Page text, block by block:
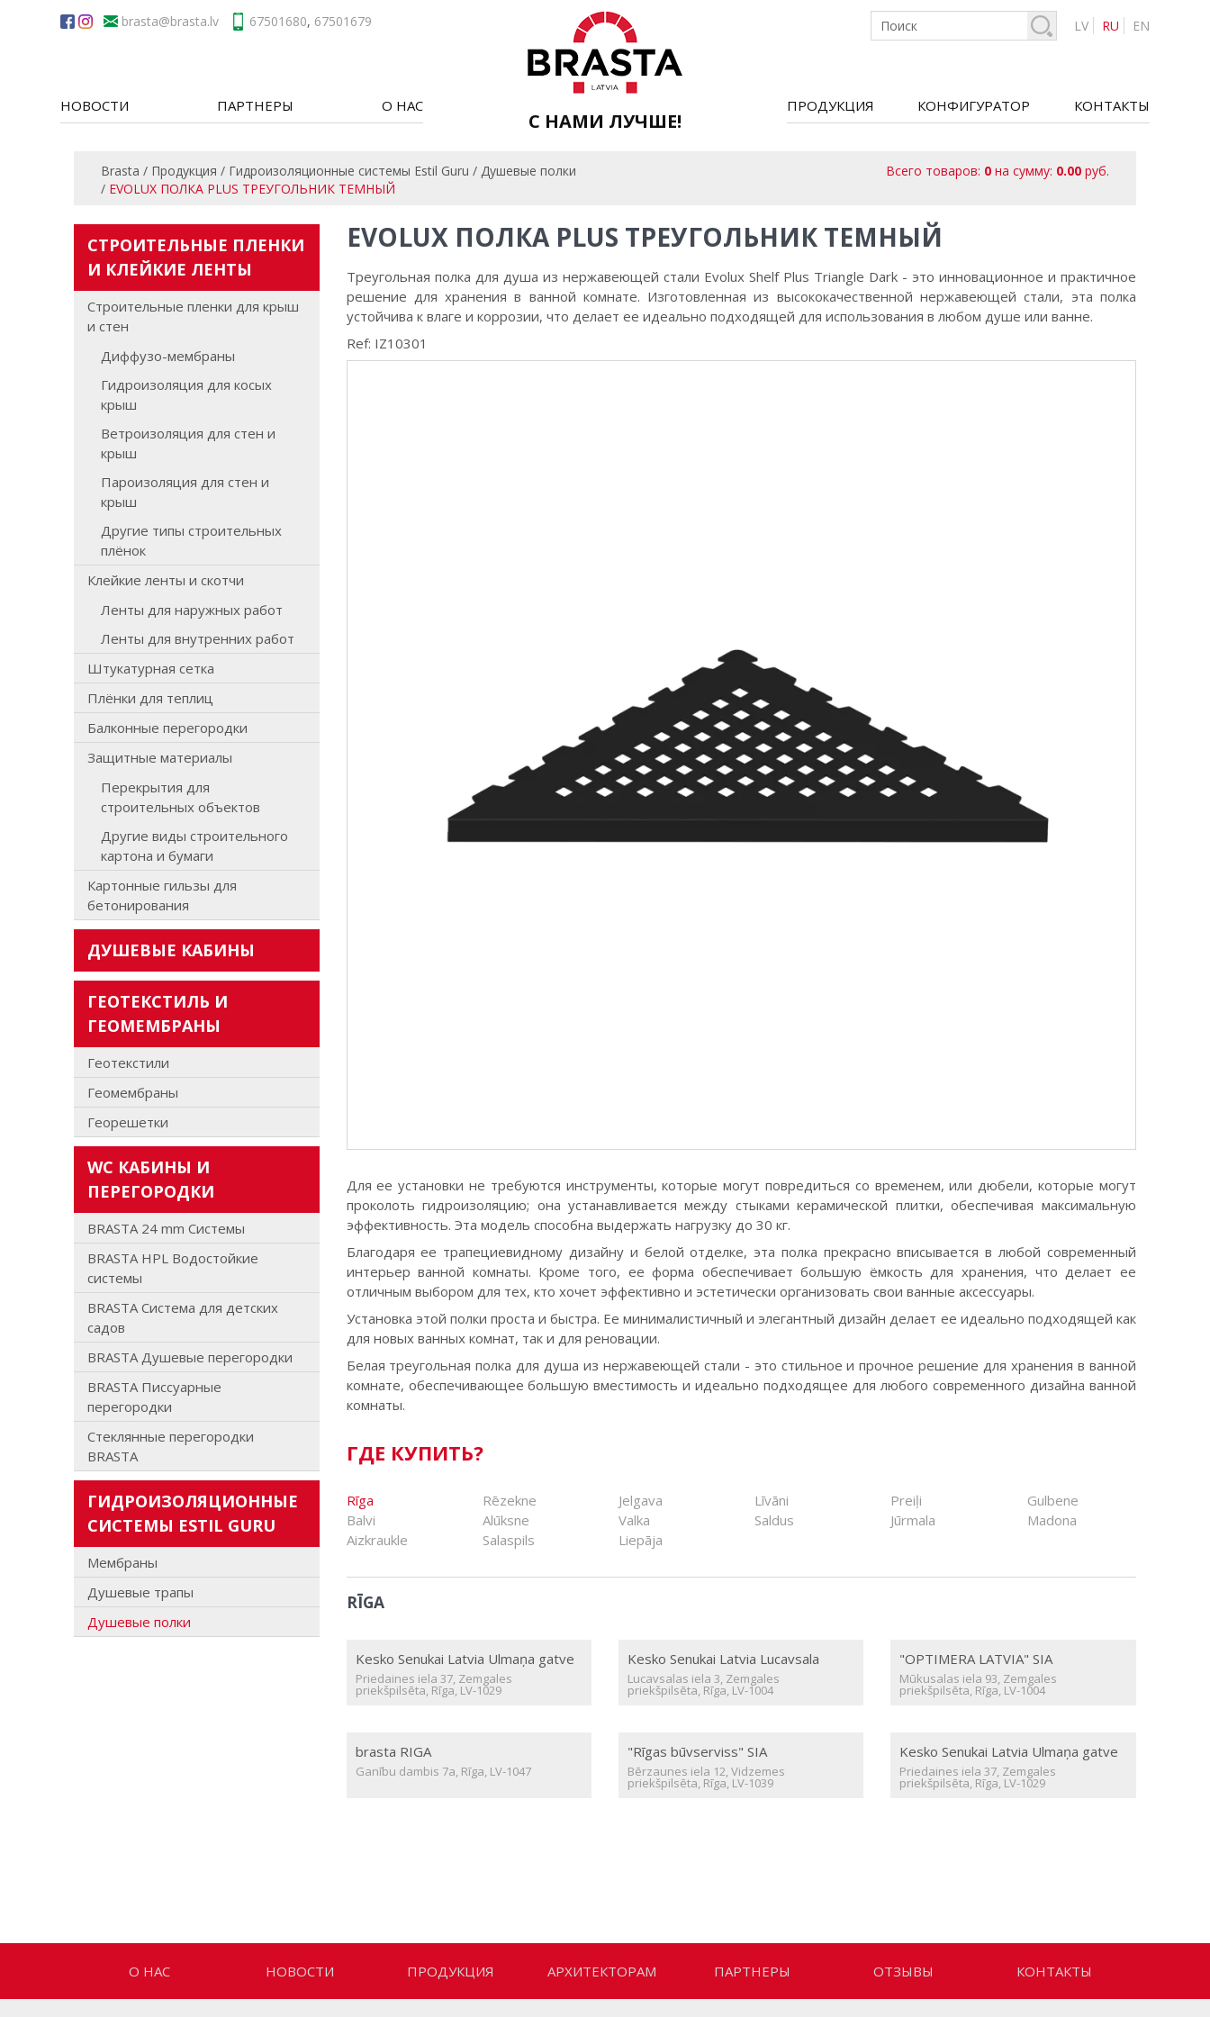
brasta 67501680, 67501679
НОВОСТИ ПАРТНЕРЫ О НАС
С НАМИ ЛУЧШЕ!
LV RU EN
ПРОДУКЦИЯ КОНФИГУРАТОР КОНТАКТЫ
Brasta / Продукция / Гидроизоляционные системы Estil Guru / Душевые полки
/ EVOLUX ПОЛКА PLUS ТРЕУГОЛЬНИК ТЕМНЫЙ
Всего товаров: 0на сумму: 0.00руб.
СТРОИТЕЛЬНЫЕ ПЛЕНКИ
И КЛЕЙКИЕ ЛЕНТЫ
Строительные пленки для крыш
и стен
Диффузо-мембраны
Гидроизоляция для косых
крыш
Ветроизоляция для стен и
крыш
Пароизоляция для стен и
крыш
Другие типы строительных
плёнок
Клейкие ленты и скотчи
Ленты для наружных работ
Ленты для внутренних работ
Штукатурная сетка
Плёнки для теплиц
Балконные перегородки
Защитные материалы
Перекрытия для
строительных объектов
Другие виды строительного
картона и бумаги
Картонные гильзы для
бетонирования
ДУШЕВЫЕ КАБИНЫ
ГЕОТЕКСТИЛЬ И
ГЕОМЕМБРАНЫ
Геотекстили
Геомембраны
Георешетки
WC КАБИНЫ И
ПЕРЕГОРОДКИ
BRASTA 24 mm Системы
BRASTA HPL Водостойкие
системы
BRASTA Система для детских
садов
BRASTA Душевые перегородки
BRASTA Писcуарные
перегородки
Стеклянные перегородки
BRASTA
ГИДРОИЗОЛЯЦИОННЫЕ
СИСТЕМЫ ESTIL GURU
Мембраны
Душевые трапы
Душевые полки
EVOLUX ПОЛКА PLUS ТРЕУГОЛЬНИК ТЕМНЫЙ
Треугольная полка для душа из нержавеющей стали Evolux Shelf Plus Triangle Dark - это инновационное и практичное
решение для хранения в ванной комнате. Изготовленная из высококачественной нержавеющей стали, эта полка
устойчива к влаге и коррозии, что делает ее идеально подходящей для использования в любом душе или ванне.
Ref: IZ10301
Для ее установки не требуются инструменты, которые могут повредиться со временем, или дюбели, которые могут
проколоть гидроизоляцию; она устанавливается между стыками керамической плитки, обеспечивая максимальную
эффективность. Эта модель способна выдержать нагрузку до 30 кг.
Благодаря ее трапециевидному дизайну и белой отделке, эта полка прекрасно вписывается в любой современный
интерьер ванной комнаты. Кроме того, ее форма обеспечивает большую ёмкость для хранения, что делает ее
отличным выбором для тех, кто хочет эффективно и эстетически организовать свои ванные аксессуары.
Установка этой полки проста и быстра. Ее минималистичный и элегантный дизайн делает ее идеально подходящей как
для новых ванных комнат, так и для реновации.
Белая треугольная полка для душа из нержавеющей стали - это стильное и прочное решение для хранения в ванной
комнате, обеспечивающее большую вместимость и идеально подходящее для любого современного дизайна ванной
комнаты.
ГДЕ КУПИТЬ?
Rīga Rēzekne Jelgava Līvāni Preiļi
Gulbene
Balvi
Alūksne Valka Saldus Jūrmala
Madona
Aizkraukle
Salaspils Liepāja
RĪGA
Kesko Senukai Latvia Ulmaņa gatve
Priedaines iela 37, Zemgales
priekšpilsēta, Rīga, LV-1029
Kesko Senukai Latvia Lucavsala
Lucavsalas iela 3, Zemgales
priekšpilsēta, Rīga, LV-1004
"OPTIMERA LATVIA" SIA
Mūkusalas iela 93, Zemgales
priekšpilsēta, Rīga, LV-1004
brasta RIGA
Ganību dambis 7a, Rīga, LV-1047
"Rīgas būvserviss" SIA
Bērzaunes iela 12, Vidzemes
priekšpilsēta, Rīga, LV-1039
Kesko Senukai Latvia Ulmaņa gatve
Priedaines iela 37, Zemgales
priekšpilsēta, Rīga, LV-1029
О НАС НОВОСТИ ПРОДУКЦИЯ АРХИТЕКТОРАМ ПАРТНЕРЫ ОТЗЫВЫ КОНТАКТЫ